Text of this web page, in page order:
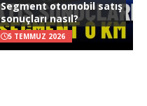
Segment otomobil satış
sonuçları nasıl?
5 TEMMUZ 2026